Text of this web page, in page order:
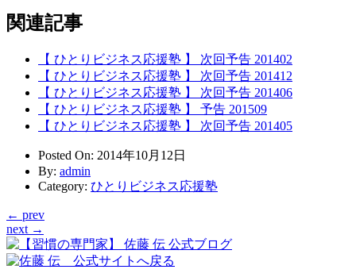
関連記事
【 ひとりビジネス応援塾 】 次回予告 201402
【 ひとりビジネス応援塾 】 次回予告 201412
【 ひとりビジネス応援塾 】 次回予告 201406
【 ひとりビジネス応援塾 】 予告 201509
【 ひとりビジネス応援塾 】 次回予告 201405
Posted On: 2014年10月12日
By: admin
Category: ひとりビジネス応援塾
← prev
next →